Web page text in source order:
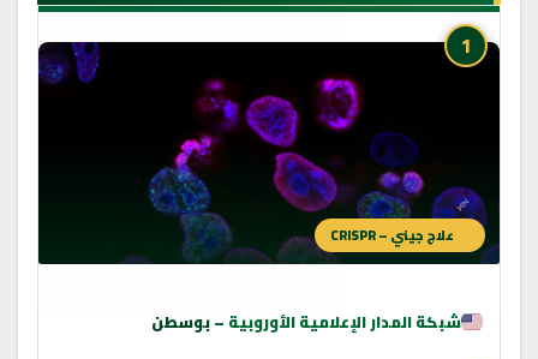
1
علاج جيني – CRISPR
شبكة المدار الإعلامية الأوروبية –بوسطن